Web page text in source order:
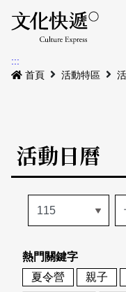
最新公告
本期專題
歷史專題
活動特區
活動列表
地圖搜尋
關於我們
關於我們
會員基本資料
網站導覽
:::
首頁
活動特區
活動日曆
熱門關鍵字
夏令營
親子